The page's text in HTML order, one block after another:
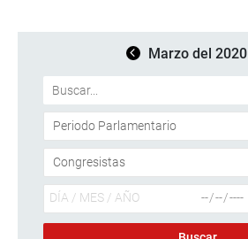
Marzo del 2020